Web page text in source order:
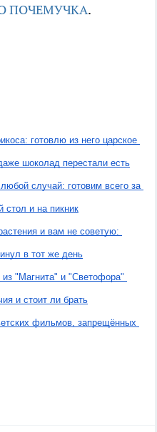
ПОЧЕМУЧКА.
готовлю из него царское
шоколад перестали есть
случай: готовим всего за
стол и на пикник
и вам не советую:
в тот же день
"Магнита" и "Светофора"
и стоит ли брать
фильмов, запрещённых